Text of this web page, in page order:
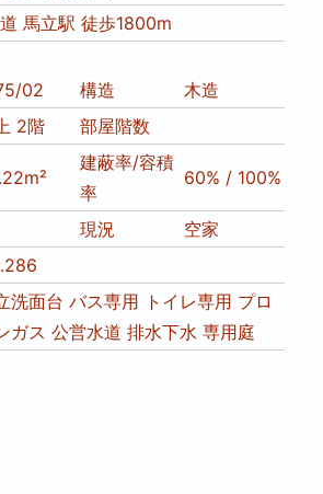
馬立駅 徒歩1800m
02 構造
木造
2階 部屋階数
建蔽率/容積
率
60% / 100%
現況
空家
洗面台 バス専用 トイレ専用 プロ
ガス 公営水道 排水下水 専用庭